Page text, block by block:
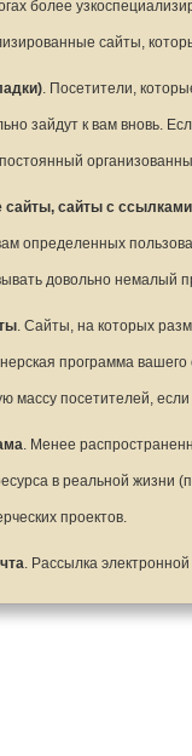
более
сайты,
. Посетители,
зайдут к вам вновь.
сайты, сайты с ссылками
определенных
довольно немалый
. Сайты, на которых
программа
массу посетителей,
. Менее
в реальной жизни
проектов.
. Рассылка